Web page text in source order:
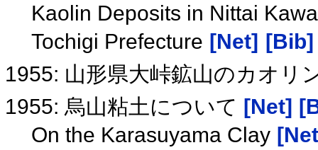
Kaolin Deposits in Nittai
Tochigi Prefecture [Net] [Bib]
1955: 山形県大峠鉱山のカオリ
1955: 烏山粘土について [Net]
On the Karasuyama Clay